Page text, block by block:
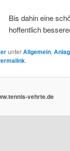
Bis dahin eine
hoffentlich
unterAllgemein,
.
vehrte.de